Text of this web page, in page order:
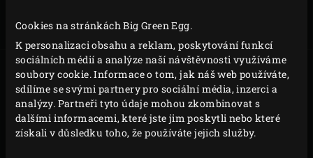
Cookies na stránkách Big Green Egg.
K personalizaci obsahu a reklam, poskytování funkcí
sociálních médií a analýze naší návštěvnosti využíváme
soubory cookie. Informace o tom, jak náš web používáte,
sdílíme se svými partnery pro sociální média, inzerci a
analýzy. Partneři tyto údaje mohou zkombinovat s
dalšími informacemi, které jste jim poskytli nebo které
získali v důsledku toho, že používáte jejich služby.
MONTÁŽ SMALL MONTÁŽ MEDIUM